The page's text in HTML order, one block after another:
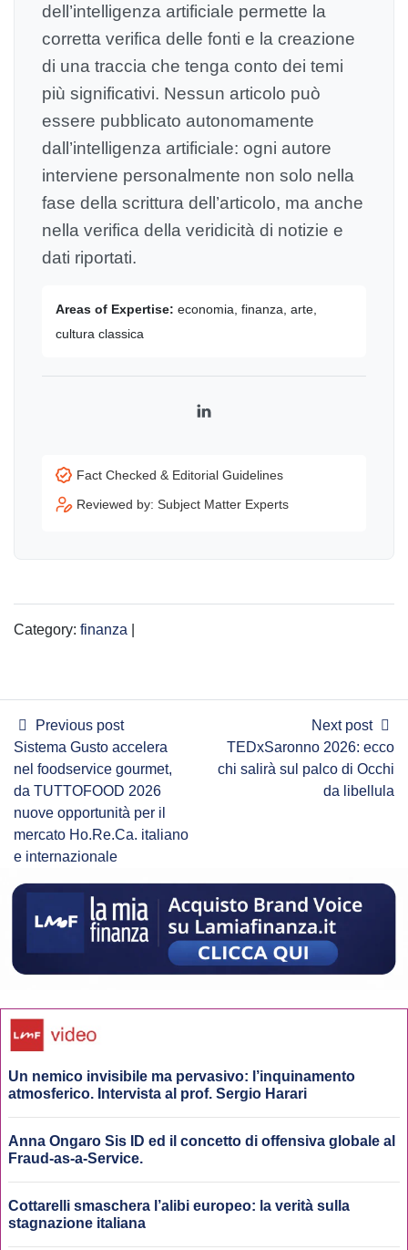
dell’intelligenza artificiale permette la
corretta verifica delle fonti e la creazione
di una traccia che tenga conto dei temi
più significativi. Nessun articolo può
essere pubblicato autonomamente
dall’intelligenza artificiale: ogni autore
interviene personalmente non solo nella
fase della scrittura dell’articolo, ma anche
nella verifica della veridicità di notizie e
dati riportati.
Areas of Expertise: economia, finanza, arte,
cultura classica
LinkedIn
Fact Checked & Editorial Guidelines
Reviewed by: Subject Matter Experts
Category: finanza
Previous post
Sistema Gusto accelera
nel foodservice gourmet,
da TUTTOFOOD 2026
nuove opportunità per il
mercato Ho.Re.Ca. italiano
e internazionale
Next post
TEDxSaronno 2026: ecco
chi salirà sul palco di Occhi
da libellula
Un nemico invisibile ma pervasivo: l’inquinamento
atmosferico. Intervista al prof. Sergio Harari
Anna Ongaro Sis ID ed il concetto di offensiva globale al
Fraud-as-a-Service.
Cottarelli smaschera l’alibi europeo: la verità sulla
stagnazione italiana